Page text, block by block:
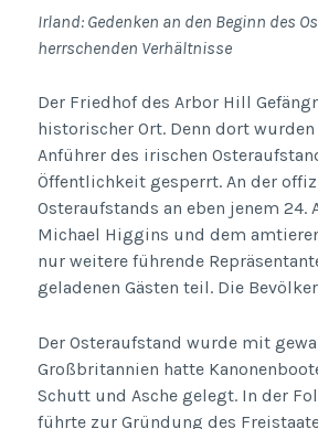
Irland: Gedenken an den Beginn des
herrschenden Verhältnisse
Der Friedhof des Arbor Hill
historischer Ort. Denn dort
Anführer des irischen
Öffentlichkeit gesperrt. An der
Osteraufstands an eben jenem 24.
Michael Higgins und dem
nur weitere führende
geladenen Gästen teil. Die
Der Osteraufstand wurde mit
Großbritannien hatte
Schutt und Asche gelegt. In der
führte zur Gründung des